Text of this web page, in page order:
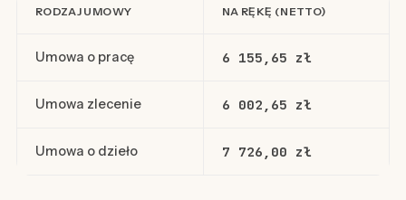
RODZAJ UMOWY NA RĘKĘ (NETTO)
Umowa o pracę 6 155,65 zł
Umowa zlecenie 6 002,65 zł
Umowa o dzieło 7 726,00 zł